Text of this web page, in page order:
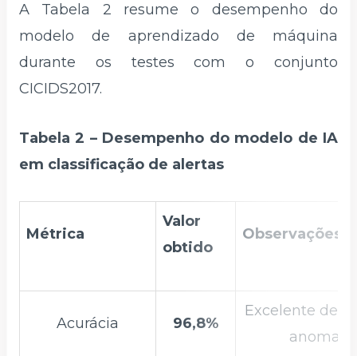
A Tabela 2 resume o desempenho do
modelo de aprendizado de máquina
durante os testes com o conjunto
CICIDS2017.
Tabela 2 – Desempenho do modelo de IA
em classificação de alertas
Métrica
Valor
obtido
Observações
Acurácia 96,8%
Excelente